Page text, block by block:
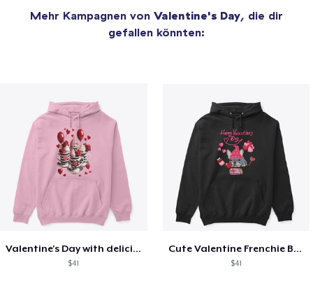
Mehr Kampagnen von Valentine's Day, die dir
gefallen könnten:
Valentine's Day with delicious food
$41
Cute Valentine Frenchie Bulldog
$41